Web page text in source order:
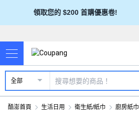
領取您的 $200 首購優惠卷!
全部
酷澎首頁 生活日用 衛生紙/紙巾 廚房紙巾